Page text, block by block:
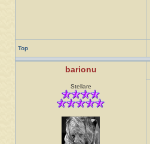
Top
barionu
Stellare